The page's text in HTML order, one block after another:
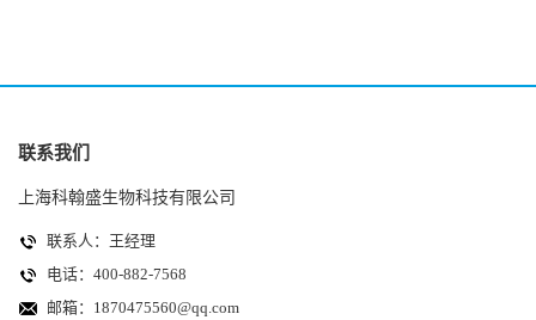
联系我们
上海科翰盛生物科技有限公司
联系人：王经理
电话：400-882-7568
邮箱： 1870475560@qq.com